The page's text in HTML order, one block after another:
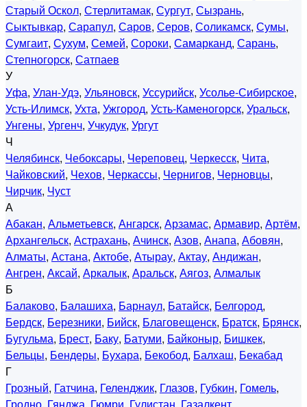
Старый Оскол, Стерлитамак, Сургут, Сызрань,
Сыктывкар, Сарапул, Саров, Серов, Соликамск, Сумы,
Сумгаит, Сухум, Семей, Сороки, Самарканд, Сарань,
Степногорск, Сатпаев
У
Уфа, Улан-Удэ, Ульяновск, Уссурийск, Усолье-Сибирское,
Усть-Илимск, Ухта, Ужгород, Усть-Каменогорск, Уральск,
Унгены, Ургенч, Учкудук, Ургут
Ч
Челябинск, Чебоксары, Череповец, Черкесск, Чита,
Чайковский, Чехов, Черкассы, Чернигов, Черновцы,
Чирчик, Чуст
А
Абакан, Альметьевск, Ангарск, Арзамас, Армавир, Артём,
Архангельск, Астрахань, Ачинск, Азов, Анапа, Абовян,
Алматы, Астана, Актобе, Атырау, Актау, Андижан,
Ангрен, Аксай, Аркалык, Аральск, Аягоз, Алмалык
Б
Балаково, Балашиха, Барнаул, Батайск, Белгород,
Бердск, Березники, Бийск, Благовещенск, Братск, Брянск,
Бугульма, Брест, Баку, Батуми, Байконыр, Бишкек,
Бельцы, Бендеры, Бухара, Бекобод, Балхаш, Бекабад
Г
Грозный, Гатчина, Геленджик, Глазов, Губкин, Гомель,